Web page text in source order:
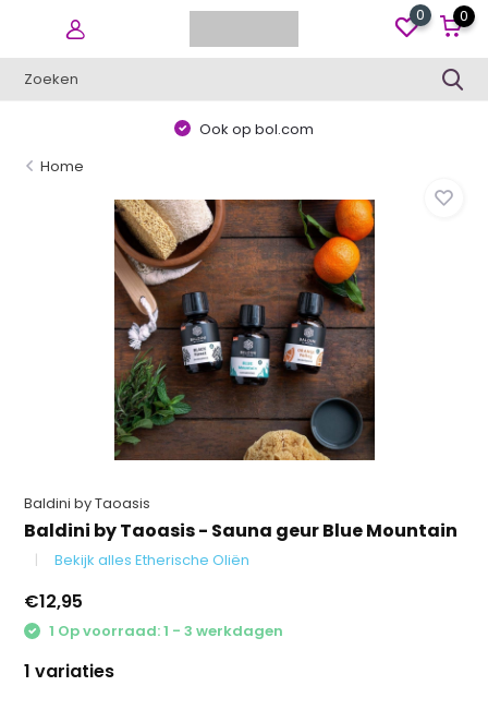
0 0
Ook op bol.com
Home
Baldini by Taoasis
Baldini by Taoasis - Sauna geur Blue Mountain
Bekijk alles Etherische Oliën
€12,95
1 Op voorraad: 1 - 3 werkdagen
1 variaties